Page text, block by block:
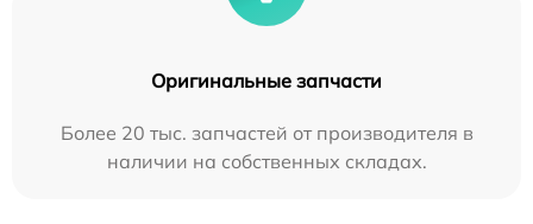
Оригинальные запчасти
Более 20 тыс. запчастей от производителя в
наличии на собственных складах.